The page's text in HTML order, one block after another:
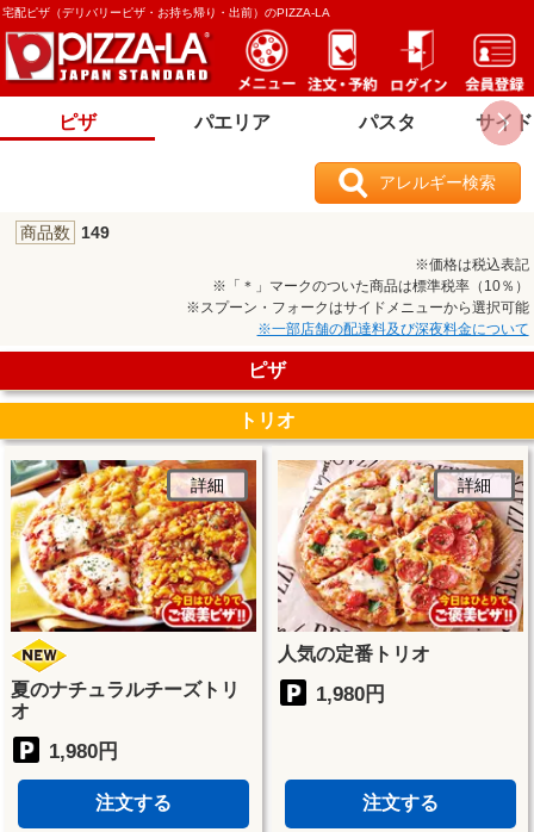
宅配ピザ（デリバリーピザ・お持ち帰り・出前）のPIZZA-LA
ピザ パエリア パスタ サイ
アレルギー検索
商品数 149
※価格は税込表記
※「＊」マークのついた商品は標準税率（10％）
※スプーン・フォークはサイドメニューから選択可能
※一部店舗の配達料及び深夜料金について
ピザ
トリオ
詳細
夏のナチュラルチーズトリ
オ
1,980円
注文する
詳細
人気の定番トリオ
1,980円
注文する